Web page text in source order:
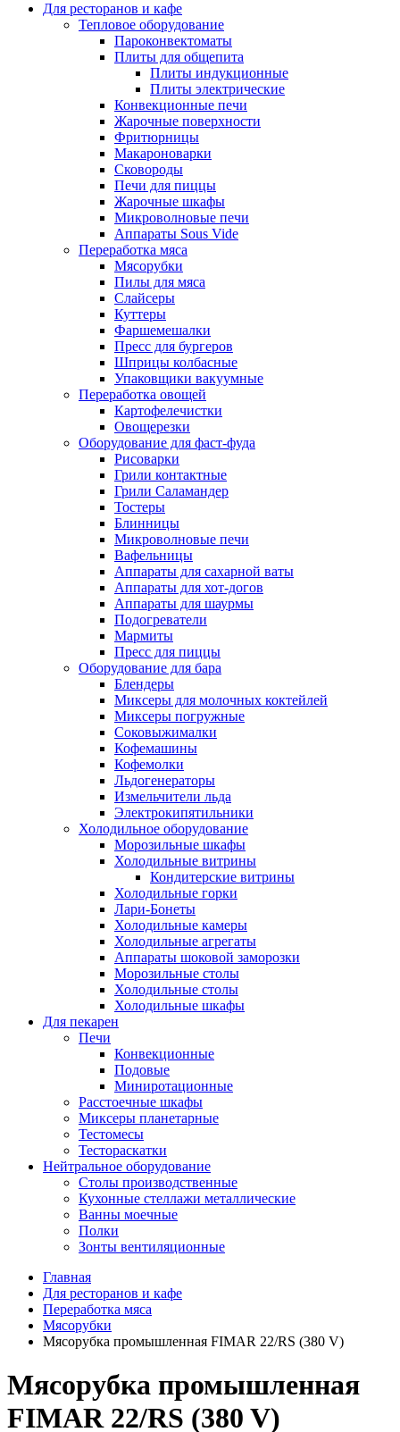
Для ресторанов и кафе
Тепловое оборудование
Пароконвектоматы
Плиты для общепита
Плиты индукционные
Плиты электрические
Конвекционные печи
Жарочные поверхности
Фритюрницы
Макароноварки
Сковороды
Печи для пиццы
Жарочные шкафы
Микроволновые печи
Аппараты Sous Vide
Переработка мяса
Мясорубки
Пилы для мяса
Слайсеры
Куттеры
Фаршемешалки
Пресс для бургеров
Шприцы колбасные
Упаковщики вакуумные
Переработка овощей
Картофелечистки
Овощерезки
Оборудование для фаст-фуда
Рисоварки
Грили контактные
Грили Саламандер
Тостеры
Блинницы
Микроволновые печи
Вафельницы
Аппараты для сахарной ваты
Аппараты для хот-догов
Аппараты для шаурмы
Подогреватели
Мармиты
Пресс для пиццы
Оборудование для бара
Блендеры
Миксеры для молочных коктейлей
Миксеры погружные
Соковыжималки
Кофемашины
Кофемолки
Льдогенераторы
Измельчители льда
Электрокипятильники
Холодильное оборудование
Морозильные шкафы
Холодильные витрины
Кондитерские витрины
Холодильные горки
Лари-Бонеты
Холодильные камеры
Холодильные агрегаты
Аппараты шоковой заморозки
Морозильные столы
Холодильные столы
Холодильные шкафы
Для пекарен
Печи
Конвекционные
Подовые
Миниротационные
Расстоечные шкафы
Миксеры планетарные
Тестомесы
Тестораскатки
Нейтральное оборудование
Столы производственные
Кухонные стеллажи металлические
Ванны моечные
Полки
Зонты вентиляционные
Главная
Для ресторанов и кафе
Переработка мяса
Мясорубки
Мясорубка промышленная FIMAR 22/RS (380 V)
Мясорубка промышленная
FIMAR 22/RS (380 V)